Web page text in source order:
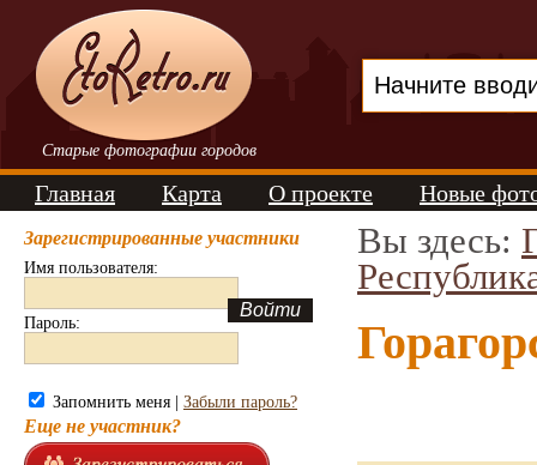
Старые фотографии городов
Главная Карта О проекте Новые
Зарегистрированные участники
Имя пользователя:
Пароль:
Запомнить меня | Забыли пароль?
Еще не участник?
Вы здесь: